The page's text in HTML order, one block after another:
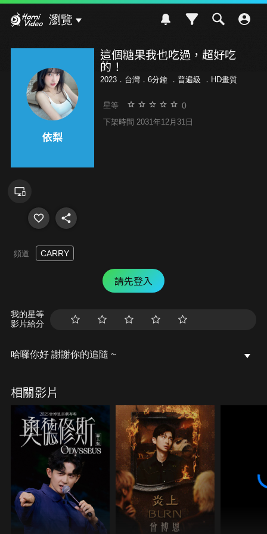
瀏覽
這個糖果我也吃過，超好吃
的！
2023．台灣．6分鐘 ． 普遍級 ．HD畫質
星等 0
下架時間 2031年12月31日
頻道 CARRY
請先登入
我的星等
影片給分
哈囉你好 謝謝你的追隨 ~
相關影片